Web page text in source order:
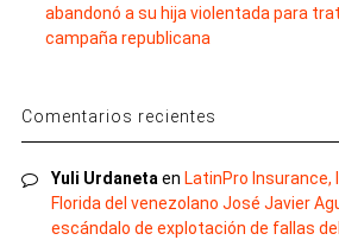
abandonó a su hija violentada para
campaña republicana
Comentarios recientes
Yuli Urdanetaen LatinPro Insurance,
Florida del venezolano José Javier
escándalo de explotación de fallas